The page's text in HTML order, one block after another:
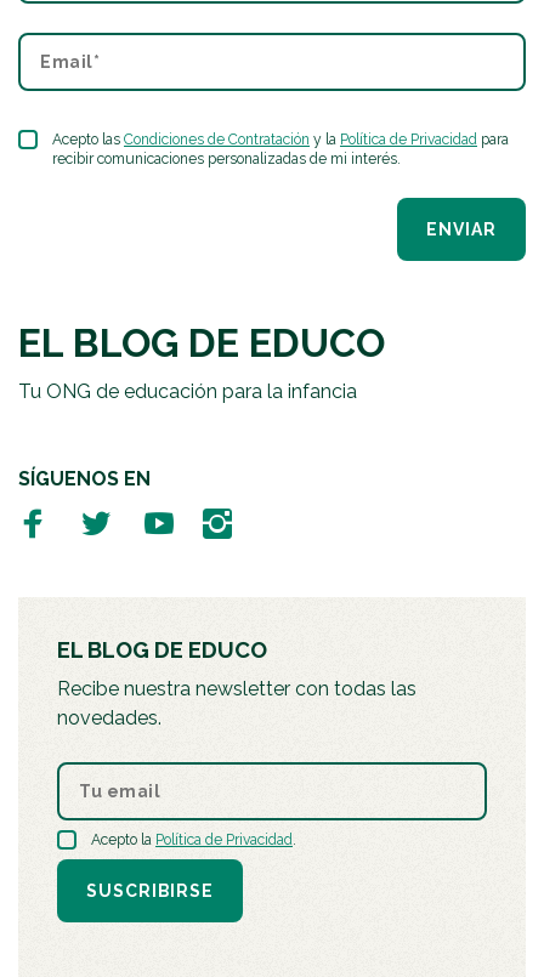
Acepto las Condiciones de Contratación y la Política de Privacidad para
recibir comunicaciones personalizadas de mi interés.
ENVIAR
EL BLOG DE EDUCO
Tu ONG de educación para la infancia
SÍGUENOS EN
EL BLOG DE EDUCO
Recibe nuestra newsletter con todas las
novedades.
Acepto la Política de Privacidad.
SUSCRIBIRSE